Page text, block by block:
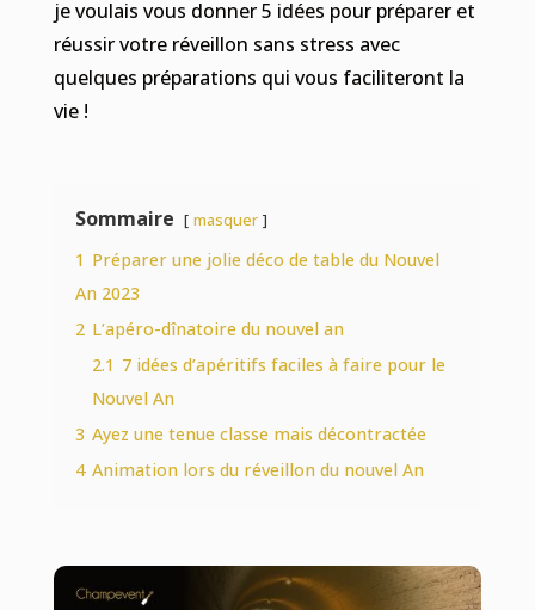
je voulais vous donner 5 idées pour préparer et
réussir votre réveillon sans stress avec
quelques préparations qui vous faciliteront la
vie !
Sommaire masquer
1 Préparer une jolie déco de table du Nouvel
An 2023
2 L’apéro-dînatoire du nouvel an
2.1 7 idées d’apéritifs faciles à faire pour le
Nouvel An
3 Ayez une tenue classe mais décontractée
4 Animation lors du réveillon du nouvel An